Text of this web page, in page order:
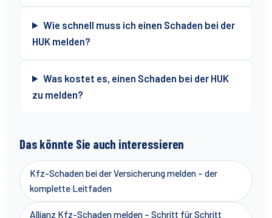
Wie schnell muss ich einen Schaden bei der
HUK melden?
Was kostet es, einen Schaden bei der HUK
zu melden?
Das könnte Sie auch interessieren
Kfz-Schaden bei der Versicherung melden – der
komplette Leitfaden
Allianz Kfz-Schaden melden – Schritt für Schritt